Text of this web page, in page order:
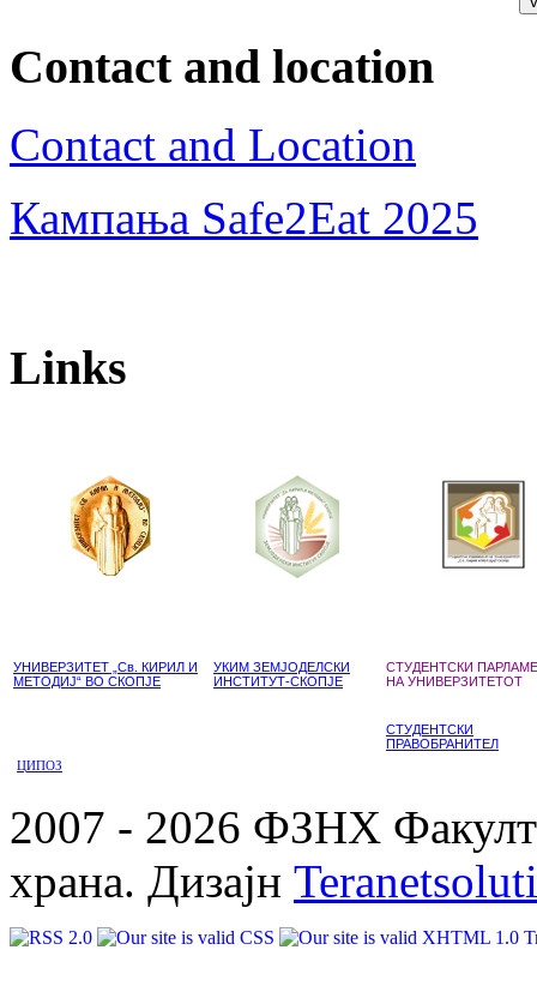
Contact and location
Contact and Location
Кампања Safe2Eat 2025
Links
УНИВЕРЗИТЕТ „Св. КИРИЛ И
МЕТОДИЈ“ ВО СКОПЈЕ
УКИМ ЗЕМЈОДЕЛСКИ
ИНСТИТУТ-СКОПЈЕ
СТУДЕНТСКИ
НА УНИВЕРЗИТЕТОТ
СТУДЕНТСКИ
ПРАВОБРАНИТЕЛ
ЦИПОЗ
2007 - 2026 ФЗНХ
храна. Дизајн